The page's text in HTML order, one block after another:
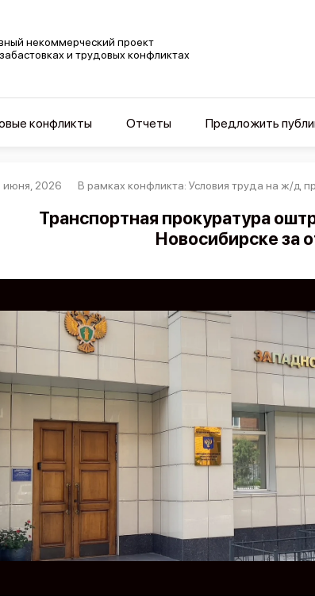
некоммерческий проект
и трудовых конфликтах
конфликты Отчеты Предложить
июня, 2026 В рамках конфликта: Условия труда на ж/д
Транспортная прокуратура
Новосибирске за